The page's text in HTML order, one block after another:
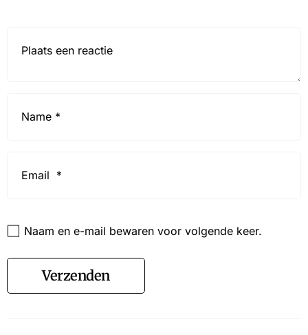
Naam en e-mail bewaren voor volgende keer.
Verzenden